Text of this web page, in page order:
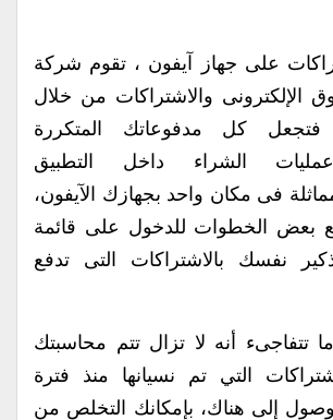
على جهاز آيفون ، تقوم شركة
الإلكترونى والاشتراكات من خلال
فتجعل كل مدفوعاتك المتكررة
الشراء داخل التطبيق
فى مكان واحد بجهازك الآيفون،
بعض الخطوات للدخول على قائمة
نفسك بالاشتراكات التى تدفع
تتفاجىء أنه لا تزال تتم محاسبتك
التي تم نسيانها منذ فترة
إلى هناك، بإمكانك التخلص من